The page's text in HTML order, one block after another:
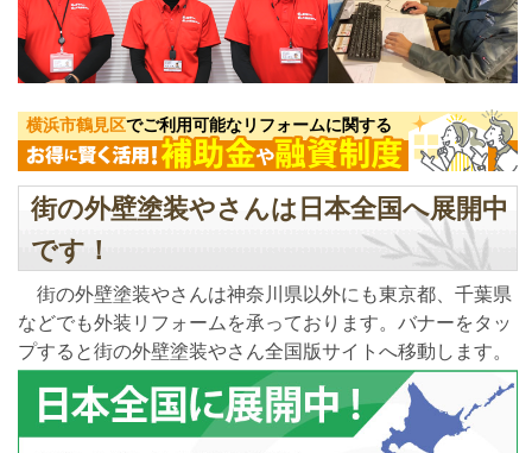
横浜市鶴見区でご利用可能なリフォームに関する
街の外壁塗装やさんは日本全国へ展開中
です！
街の外壁塗装やさんは神奈川県以外にも東京都、千葉県
などでも外装リフォームを承っております。バナーをタッ
プすると街の外壁塗装やさん全国版サイトへ移動します。